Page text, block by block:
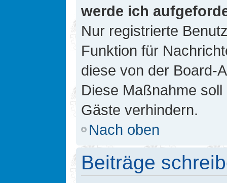
werde ich
Nur registrierte
Funktion für
diese von der Board-
Diese Maßnahme
Gäste verhindern.
Nach oben
Beiträge